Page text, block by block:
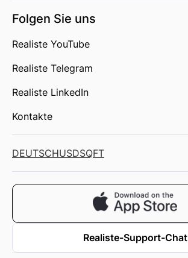
Folgen Sie uns
Realiste YouTube
Realiste Telegram
Realiste LinkedIn
Kontakte
DEUTSCHUSDSQFT
Realiste-Support-Chat